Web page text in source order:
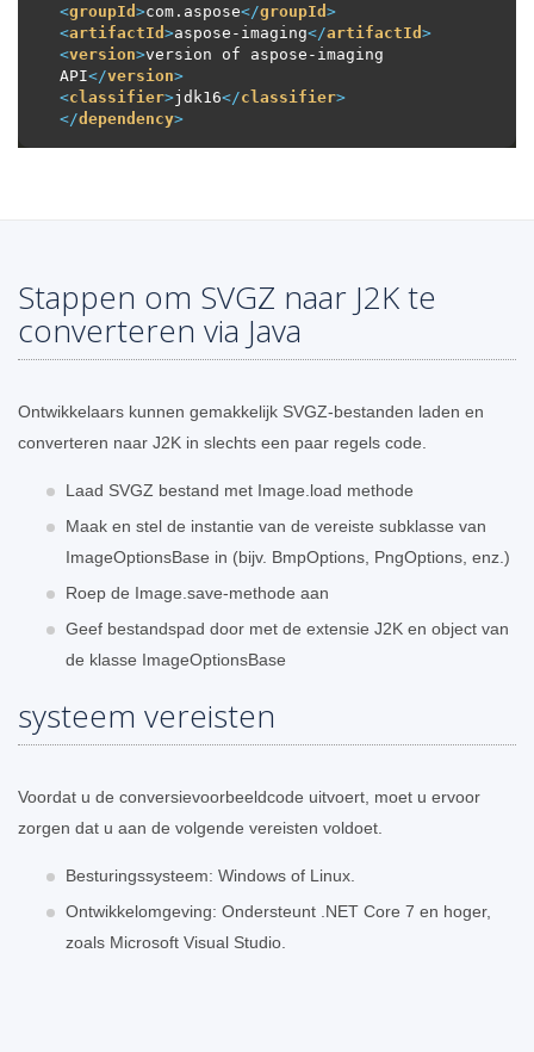
<groupId >com.aspose</groupId >
<artifactId >aspose-imaging</artifactId >
<version>version of aspose-imaging
API</version>
<classifier>jdk16</classifier>
</dependency>
Stappen om SVGZ naar J2K te
converteren via Java
Ontwikkelaars kunnen gemakkelijk SVGZ-bestanden laden en
converteren naar J2K in slechts een paar regels code.
Laad SVGZ bestand met Image.load methode
Maak en stel de instantie van de vereiste subklasse van
ImageOptionsBase in (bijv. BmpOptions, PngOptions, enz.)
Roep de Image.save-methode aan
Geef bestandspad door met de extensie J2K en object van
de klasse ImageOptionsBase
systeem vereisten
Voordat u de conversievoorbeeldcode uitvoert, moet u ervoor
zorgen dat u aan de volgende vereisten voldoet.
Besturingssysteem: Windows of Linux.
Ontwikkelomgeving: Ondersteunt .NET Core 7 en hoger,
zoals Microsoft Visual Studio.